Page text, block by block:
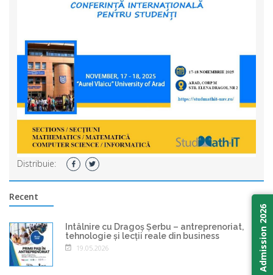
Distribuie:
Recent
Întâlnire cu Dragoș Șerbu – antreprenoriat,
tehnologie și lecții reale din business
19.05.2026 Admission 2026